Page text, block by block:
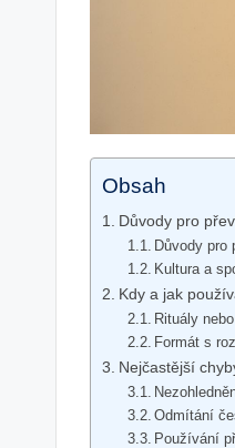
Obsah
Důvody pro
Důvody pro
Kultura a
Kdy a jak
Rituály
Formát s
Nejčastější
Odmítání
Používání